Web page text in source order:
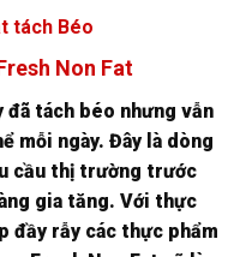
tách Béo
Non Fat
đã tách béo nhưng vẫn
mỗi ngày. Đây là dòng
cầu thị trường trước
gia tăng. Với thực
đầy rẫy các thực phẩm